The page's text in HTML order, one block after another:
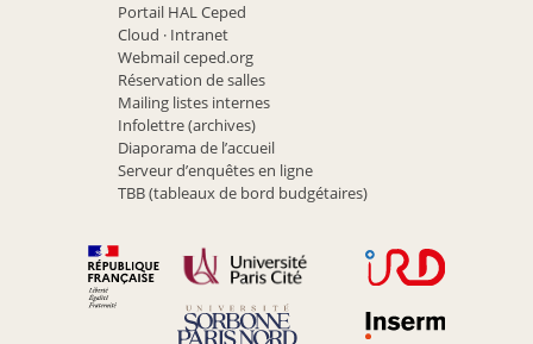
Portail HAL Ceped
Cloud ·Intranet
Webmail ceped.org
Réservation de salles
Mailing listes internes
Infolettre (archives)
Diaporama de l’accueil
Serveur d’enquêtes en ligne
TBB (tableaux de bord budgétaires)